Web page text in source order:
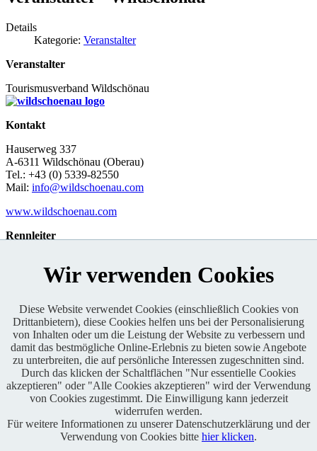
Details
Kategorie: Veranstalter
Veranstalter
Tourismusverband Wildschönau
Kontakt
Hauserweg 337
A-6311 Wildschönau (Oberau)
Tel.: +43 (0) 5339-82550
Mail: info@wildschoenau.com
www.wildschoenau.com
Rennleiter
Enduro One Series Partner
Copyright © 2021 BABOONS GmbH. Alle Rechte vorbehalten.
Keine Haftung und kein Anspruch auf Vollständigkeit sowie
Wir verwenden Cookies
Diese Website verwendet Cookies (einschließlich Cookies von
Drittanbietern), diese Cookies helfen uns bei der Personalisierung
von Inhalten oder um die Leistung der Website zu verbessern und
damit das bestmögliche Online-Erlebnis zu bieten sowie Angebote
zu unterbreiten, die auf persönliche Interessen zugeschnitten sind.
Durch das klicken der Schaltflächen "Nur essentielle Cookies
akzeptieren" oder "Alle Cookies akzeptieren" wird der Verwendung
von Cookies zugestimmt. Die Einwilligung kann jederzeit
widerrufen werden.
Für weitere Informationen zu unserer Datenschutzerklärung und der
Verwendung von Cookies bitte hier klicken.